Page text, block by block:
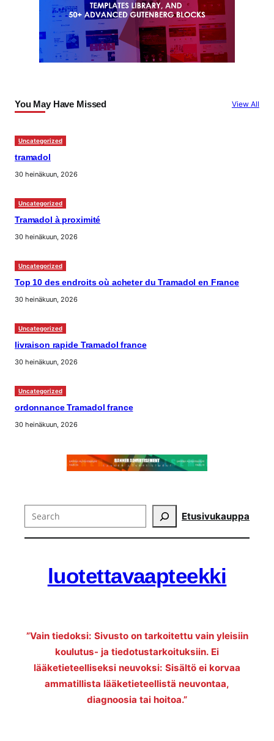
You May Have Missed View All
Uncategorized
tramadol
30 heinäkuun, 2026
Uncategorized
Tramadol à proximité
30 heinäkuun, 2026
Uncategorized
Top 10 des endroits où acheter du Tramadol en France
30 heinäkuun, 2026
Uncategorized
livraison rapide Tramadol france
30 heinäkuun, 2026
Uncategorized
ordonnance Tramadol france
30 heinäkuun, 2026
Search Etusivukauppa
luotettavaapteekki
”Vain tiedoksi: Sivusto on tarkoitettu vain yleisiin
koulutus- ja tiedotustarkoituksiin. Ei
lääketieteelliseksi neuvoksi: Sisältö ei korvaa
ammatillista lääketieteellistä neuvontaa,
diagnoosia tai hoitoa.”